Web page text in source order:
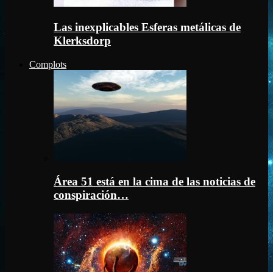
Las inexplicables Esferas metálicas de
Klerksdorp
Complots
Área 51 está en la cima de las noticias de
conspiración…